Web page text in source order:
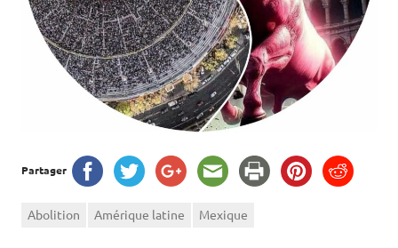
Partager
Abolition Amérique latine Mexique